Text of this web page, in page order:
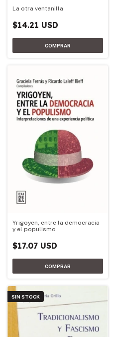
La otra ventanilla
$14.21 USD
Yrigoyen, entre la democracia
y el populismo
$17.07 USD
SIN STOCK